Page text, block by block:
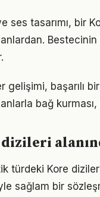
ses tasarımı, bir
Bestecinin
gelişimi, başarılı
bağ
türdeki Kore
sağlam bir